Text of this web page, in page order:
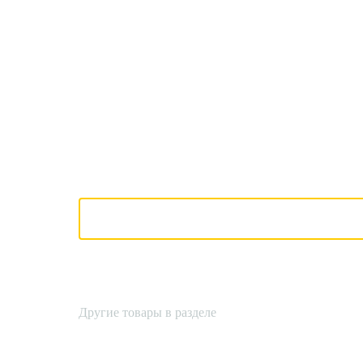
Другие товары в разделе